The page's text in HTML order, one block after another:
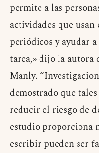
permite a las
actividades que
periódicos y ayudar
tarea,» dijo la autora
Manly.
demostrado que
reducir el riesgo de
estudio proporciona
escribir pueden ser